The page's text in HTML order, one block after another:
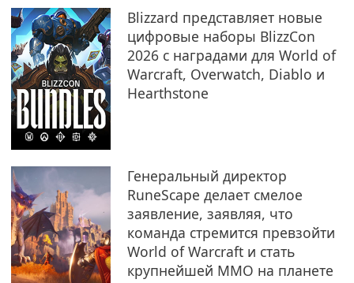
Blizzard представляет новые
цифровые наборы BlizzCon
2026 с наградами для World of
Warcraft, Overwatch, Diablo и
Hearthstone
Генеральный директор
RuneScape делает смелое
заявление, заявляя, что
команда стремится превзойти
World of Warcraft и стать
крупнейшей MMO на планете